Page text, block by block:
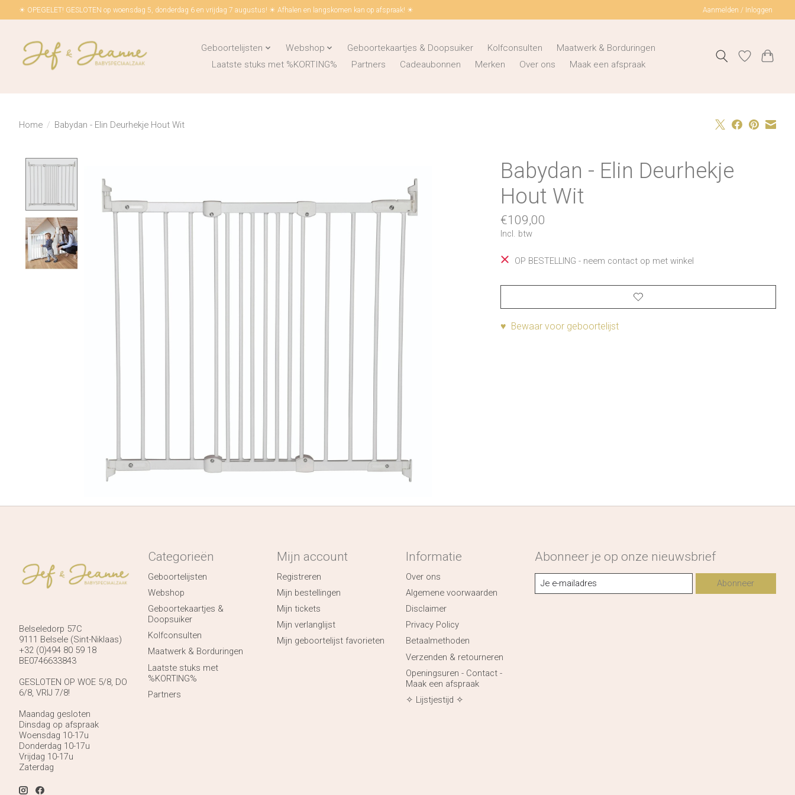
☀ OPEGELET! GESLOTEN op woensdag 5, donderdag 6 en vrijdag 7 augustus! ☀ Afhalen en langskomen kan op afspraak! ☀ Aanmelden / Inloggen
Geboortelijsten Webshop Geboortekaartjes & Doopsuiker Kolfconsulten
Maatwerk & Borduringen
Laatste stuks met %KORTING%
Partners Cadeaubonnen Merken Over ons Maak een afspraak
Home / Babydan - Elin Deurhekje Hout Wit
Babydan - Elin Deurhekje
Hout Wit
€109,00
Incl. btw
OP BESTELLING - neem contact op met winkel
♥ Bewaar voor geboortelijst
Belseledorp 57C
9111 Belsele (Sint-Niklaas)
+32 (0)494 80 59 18
BE0746633843
GESLOTEN OP WOE 5/8, DO
6/8, VRIJ 7/8!
Maandag gesloten
Dinsdag op afspraak
Woensdag 10-17u
Donderdag 10-17u
Vrijdag 10-17u
Zaterdag
Categorieën
Geboortelijsten
Webshop
Geboortekaartjes &
Doopsuiker
Kolfconsulten
Maatwerk & Borduringen
Laatste stuks met
%KORTING%
Partners
Mijn account
Registreren
Mijn bestellingen
Mijn tickets
Mijn verlanglijst
Mijn geboortelijst favorieten
Informatie
Over ons
Algemene voorwaarden
Disclaimer
Privacy Policy
Betaalmethoden
Verzenden & retourneren
Openingsuren - Contact -
Maak een afspraak
✧ Lijstjestijd ✧
Abonneer je op onze nieuwsbrief
Abonneer